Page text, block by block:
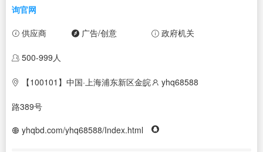
询官网
供应商 广告/创意 政府机关
500-999人
【100101】中国·上海浦东新区金皖
路389号
yhq68588
yhqbd.com/yhq68588/Index.html